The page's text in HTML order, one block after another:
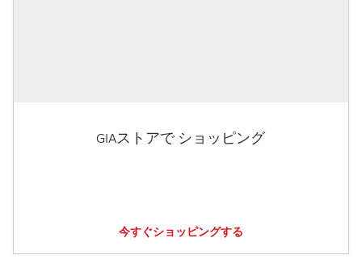
GIAストアで ショッピング
今すぐショッピングする